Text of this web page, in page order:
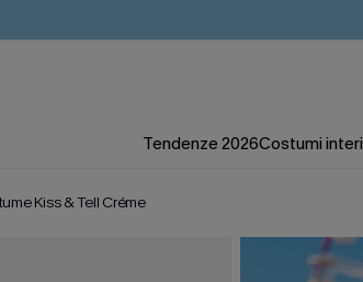
Tendenze 2026Costumi interi
Kiss & Tell Créme